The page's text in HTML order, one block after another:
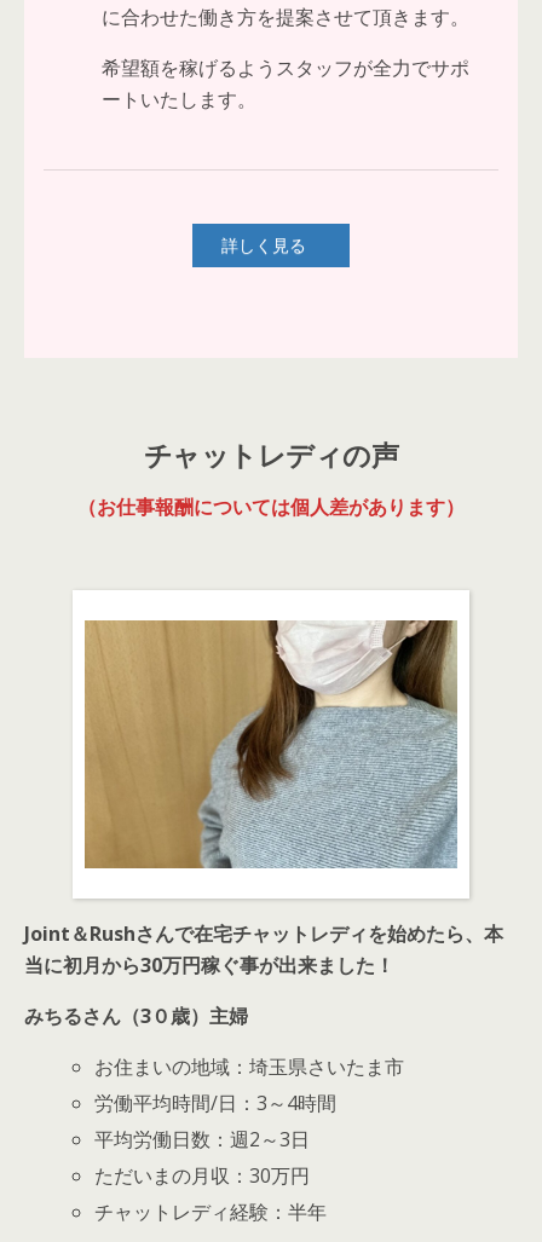
に合わせた働き方を提案させて頂きます。
希望額を稼げるようスタッフが全力でサポ
ートいたします。
詳しく見る
チャットレディの声
（お仕事報酬については個人差があります）
Joint＆Rushさんで在宅チャットレディを始めたら、本
当に初月から30万円稼ぐ事が出来ました！
みちるさん（3０歳）主婦
お住まいの地域：埼玉県さいたま市
労働平均時間/日：3～4時間
平均労働日数：週2～3日
ただいまの月収：30万円
チャットレディ経験：半年